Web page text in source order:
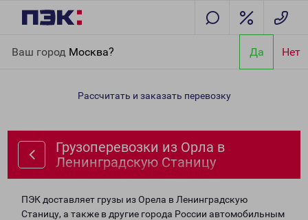
Ваш город Москва? Да Нет
Ленинградскую Станицу
Рассчитать и заказать перевозку
Грузоперевозки из Орла в
Ленинградскую Станицу
ПЭК доставляет грузы из Орела в Ленинградскую
Станицу, а также в другие города России автомобильным